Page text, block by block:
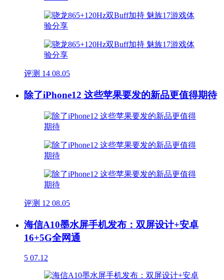
评测 14 08.05
除了iPhone12 这些苹果要发的新品更值得期待
评测 12 08.05
海信A10墨水屏手机发布：双屏设计+安卓
16+5G全网通
5 07.12